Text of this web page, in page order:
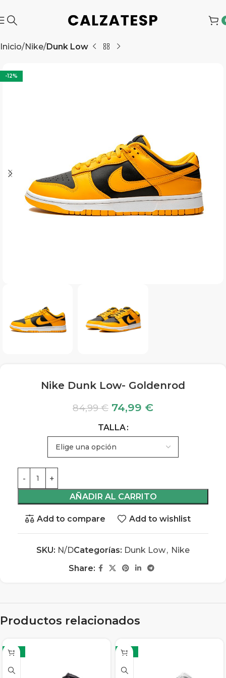
Inicio Nike Dunk Low
-12%
Nike Dunk Low- Goldenrod
84,99€ 74,99 €
TALLA
AÑADIR AL CARRITO
Add to compare Add to wishlist
SKU: N/DCategorías: Dunk Low, Nike
Share:
Productos relacionados
-13% -13%